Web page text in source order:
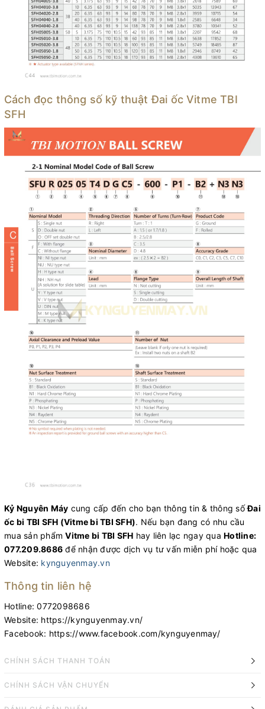
Cách đọc thông số kỹ thuật Đai ốc Vitme TBI
SFH
Kỷ Nguyên Máy cung cấp đến cho bạn thông tin & thông sốĐai
ốc bi TBI SFH (Vitme bi TBI SFH). Nếu bạn đang có nhu cầu
mua sản phẩmVitme bi TBI SFH hay liên lạc ngay qua Hotline:
077.209.8686 để nhận được dịch vụ tư vấn miễn phí hoặc qua
Website: kynguyenmay.vn
Thông tin liên hệ
Hotline: 0772098686
Website: https://kynguyenmay.vn/
Facebook: https://www.facebook.com/kynguyenmay/
CHÍNH SÁCH THANH TOÁN
CHÍNH SÁCH VẬN CHUYỂN